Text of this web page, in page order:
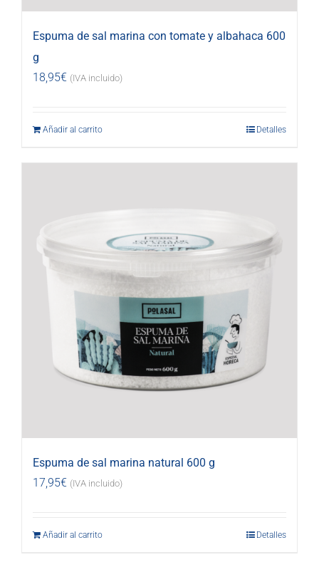
Espuma de sal marina con tomate y albahaca 600
g
18,95€ (IVA incluido)
Añadir al carrito Detalles
Espuma de sal marina natural 600 g
17,95€ (IVA incluido)
Añadir al carrito Detalles